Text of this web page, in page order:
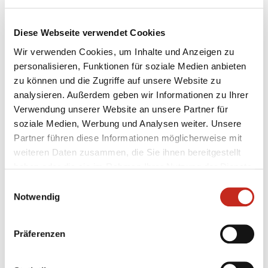
Diese Webseite verwendet Cookies
Wir verwenden Cookies, um Inhalte und Anzeigen zu
personalisieren, Funktionen für soziale Medien anbieten
zu können und die Zugriffe auf unsere Website zu
analysieren. Außerdem geben wir Informationen zu Ihrer
Verwendung unserer Website an unsere Partner für
soziale Medien, Werbung und Analysen weiter. Unsere
Partner führen diese Informationen möglicherweise mit
weiteren Daten zusammen, die Sie ihnen bereitgestellt
Notwendig
Präferenzen
unsere zwei Weltmeister schonen konnten."
Hans Lindberg: „Es war ein schweres Spiel, weil man
nach so einer langen Pause von einem Monat nicht
weiß, wo man steht. Wir sind glücklich, dass wir die
Kräfte auf mehrere Spieler verteilen konnten."
Füchse Berlin - TUSEM Essen 30:23 (15:13)
Füchse: Milosavljev (10 Paraden, 2 Siebenmeter), Genz
(1 Parade), Ernst 1, Wiede 7, Lindberg 5/2, Michalczik 4,
Chrintz 1/1, Kopljar 2, Vujovic 4, Koch 1, Drux 5
Becher 2, Ignatow 1, Szeczesny 4, Müller 3, Firnhaber 3,